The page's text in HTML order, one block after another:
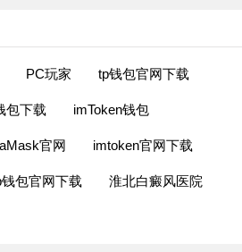
PC玩家 tp钱包官网下载
包下载 imToken钱包
官网 imtoken官网下载
包官网下载 淮北白癜风医院